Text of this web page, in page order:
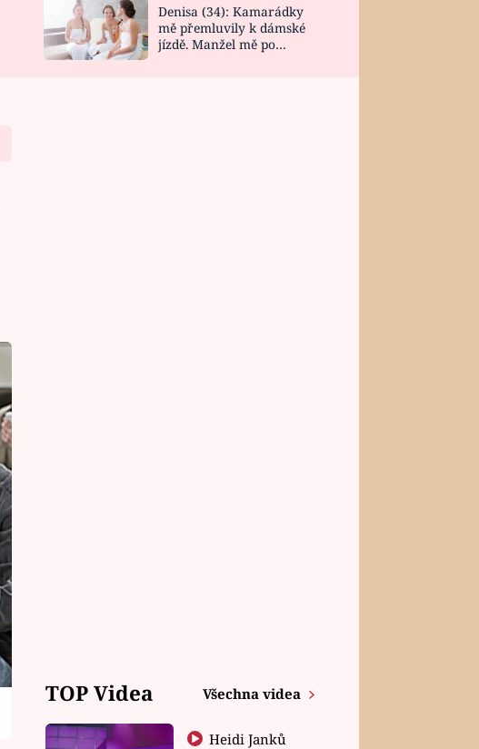
DESIGN
Denisa (34): Kamarádky
mě přemluvily k dámské
jízdě. Manžel mě po
TOP Videa Všechna videa
Heidi Janků